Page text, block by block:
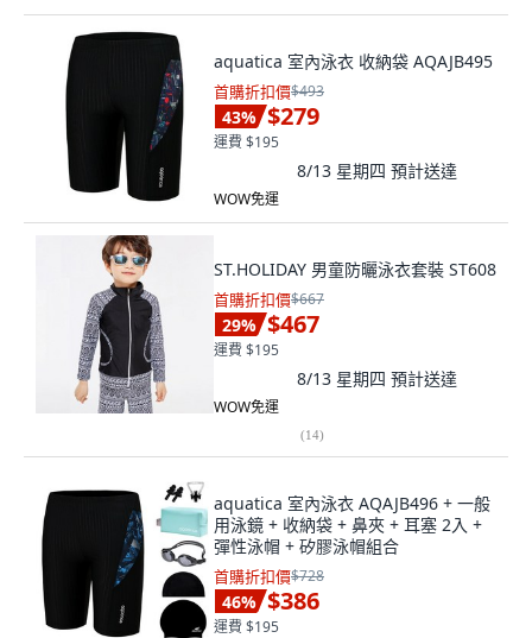
aquatica 室內泳衣 收納袋 AQAJB495
首購折扣價$493
43% $279
運費 $195
8/13 星期四 預計送達
WOW免運
ST.HOLIDAY 男童防曬泳衣套裝 ST608
首購折扣價$667
29% $467
運費 $195
8/13 星期四 預計送達
WOW免運
(14)
aquatica 室內泳衣 AQAJB496 + 一般
用泳鏡 + 收納袋 + 鼻夾 + 耳塞 2入 +
彈性泳帽 + 矽膠泳帽組合
首購折扣價$728
46% $386
運費 $195